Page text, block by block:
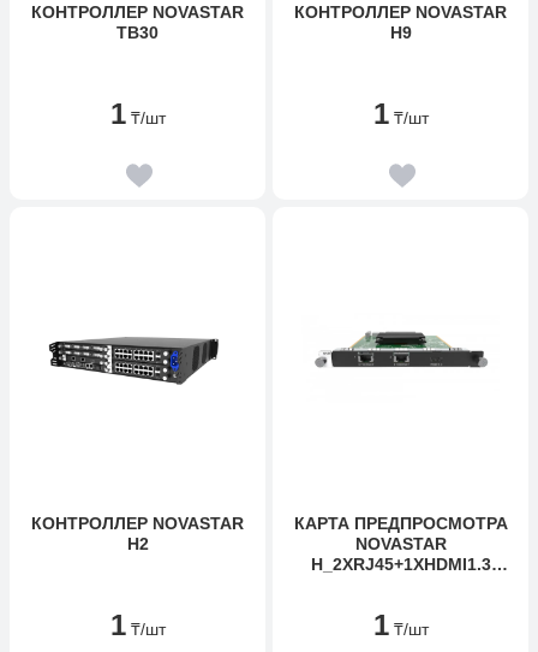
КОНТРОЛЛЕР NOVASTAR
TB30
1 ₸/шт
КОНТРОЛЛЕР NOVASTAR
H9
1 ₸/шт
КОНТРОЛЛЕР NOVASTAR
H2
1 ₸/шт
КАРТА ПРЕДПРОСМОТРА
NOVASTAR
H_2XRJ45+1XHDMI1.3
1 ₸/шт